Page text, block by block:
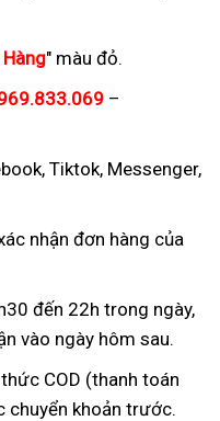
" màu đỏ.
–
Tiktok, Messenger,
nhận đơn hàng của
đến 22h trong ngày,
vào ngày hôm sau.
COD (thanh toán
chuyển khoản trước.